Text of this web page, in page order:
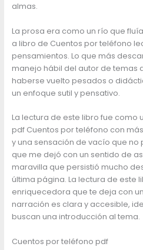
almas.
La prosa era como un río que
a libro de Cuentos por teléfono
pensamientos. Lo que más
manejo hábil del autor de temas
haberse vuelto pesados o
un enfoque sutil y pensativo.
La lectura de este libro fue como
pdf Cuentos por teléfono con
y una sensación de vacío que no
que me dejó con un sentido de
maravilla que persistió mucho
última página. La lectura de este
enriquecedora que te deja con
narración es clara y accesible,
buscan una introducción al tema.
Cuentos por teléfono pdf